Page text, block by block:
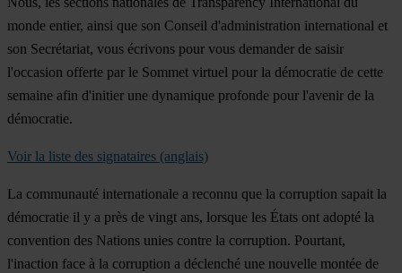
monde entier, ainsi que son Conseil d'administration international et
son Secrétariat, vous écrivons pour vous demander de saisir
l'occasion offerte par le Sommet virtuel pour la démocratie de cette
semaine afin d'initier une dynamique profonde pour l'avenir de la
démocratie.
Voir la liste des signataires (anglais)
La communauté internationale a reconnu que la corruption sapait la
démocratie il y a près de vingt ans, lorsque les États ont adopté la
convention des Nations unies contre la corruption. Pourtant,
l'inaction face à la corruption a déclenché une nouvelle montée de